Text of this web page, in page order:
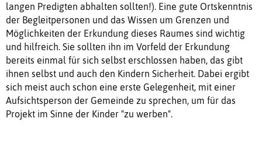
langen Predigten abhalten sollten!). Eine gute Ortskenntnis
der Begleitpersonen und das Wissen um Grenzen und
Möglichkeiten der Erkundung dieses Raumes sind wichtig
und hilfreich. Sie sollten ihn im Vorfeld der Erkundung
bereits einmal für sich selbst erschlossen haben, das gibt
ihnen selbst und auch den Kindern Sicherheit. Dabei ergibt
sich meist auch schon eine erste Gelegenheit, mit einer
Aufsichtsperson der Gemeinde zu sprechen, um für das
Projekt im Sinne der Kinder "zu werben".